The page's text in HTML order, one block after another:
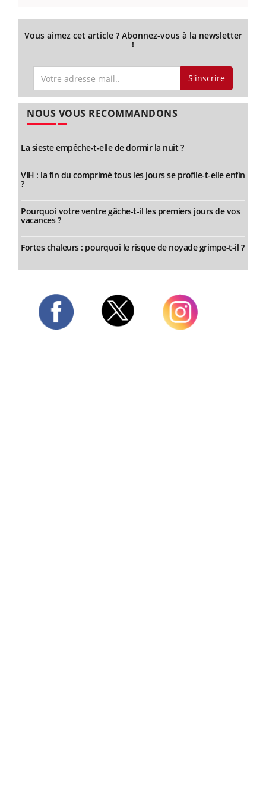
Vous aimez cet article ? Abonnez-vous à la newsletter
!
S'inscrire
NOUS VOUS RECOMMANDONS
La sieste empêche-t-elle de dormir la nuit ?
VIH : la fin du comprimé tous les jours se profile-t-elle enfin
?
Pourquoi votre ventre gâche-t-il les premiers jours de vos
vacances ?
Fortes chaleurs : pourquoi le risque de noyade grimpe-t-il ?